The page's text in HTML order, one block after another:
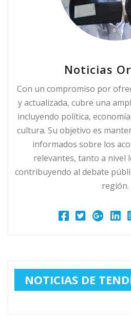
Noticias
Con un compromiso por
y actualizada, cubre una
incluyendo política,
cultura. Su objetivo es
informados sobre los
relevantes, tanto a nivel
contribuyendo al debate
región.
NOTICIAS DE